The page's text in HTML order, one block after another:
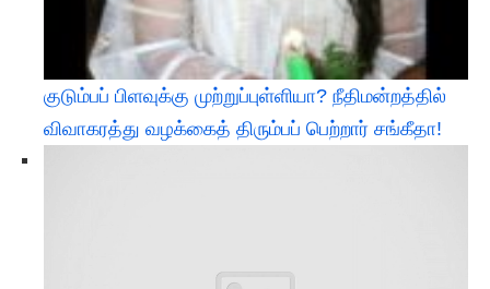
குடும்பப் பிளவுக்கு முற்றுப்புள்ளியா? நீதிமன்றத்தில்
விவாகரத்து வழக்கைத் திரும்பப் பெற்றார் சங்கீதா!